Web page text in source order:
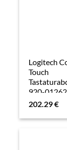
Logitech
Touch
920-
Kabellos
202.29€